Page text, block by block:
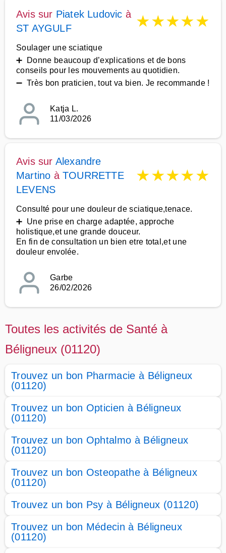
Avis sur Piatek Ludovic à
ST AYGULF
★★★★★
Soulager une sciatique
➕ Donne beaucoup d’explications et de bons
conseils pour les mouvements au quotidien.
➖ Très bon praticien, tout va bien. Je recommande !
Katja L.
11/03/2026
Avis sur Alexandre
Martino àTOURRETTE
LEVENS
★★★★★
Consulté pour une douleur de sciatique,tenace.
➕ Une prise en charge adaptée, approche
holistique,et une grande douceur.
En fin de consultation un bien etre total,et une
douleur envolée.
Garbe
26/02/2026
Toutes les activités de Santé à
Béligneux (01120)
Trouvez un bon Pharmacie à Béligneux
(01120)
Trouvez un bon Opticien à Béligneux
(01120)
Trouvez un bon Ophtalmo à Béligneux
(01120)
Trouvez un bon Osteopathe à Béligneux
(01120)
Trouvez un bon Psy à Béligneux (01120)
Trouvez un bon Médecin à Béligneux
(01120)